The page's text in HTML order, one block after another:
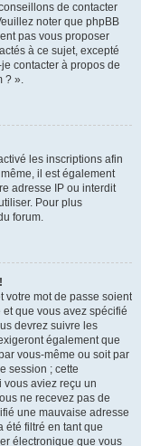
de contacter
noter que phpBB
pas vous proposer
à ce sujet, excepté
contacter à propos de
? ».
les inscriptions afin
il est également
adresse IP ou interdit
Pour plus
forum.
votre mot de passe soient
que vous avez spécifié
devrez suivre les
également que
vous-même ou soit par
session ; cette
vous aviez reçu un
ne recevez pas de
une mauvaise adresse
été filtré en tant que
électronique que vous